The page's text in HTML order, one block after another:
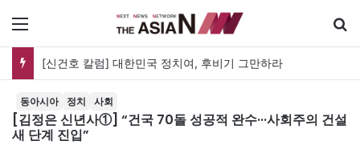
[신건호 칼럼] 대한민국 정치여, 후비기 그만하라
동아시아 정치 사회
[김정은 신년사①] “건국 70돌 성공적 완수···사회주의 건설
새 단계 진입”